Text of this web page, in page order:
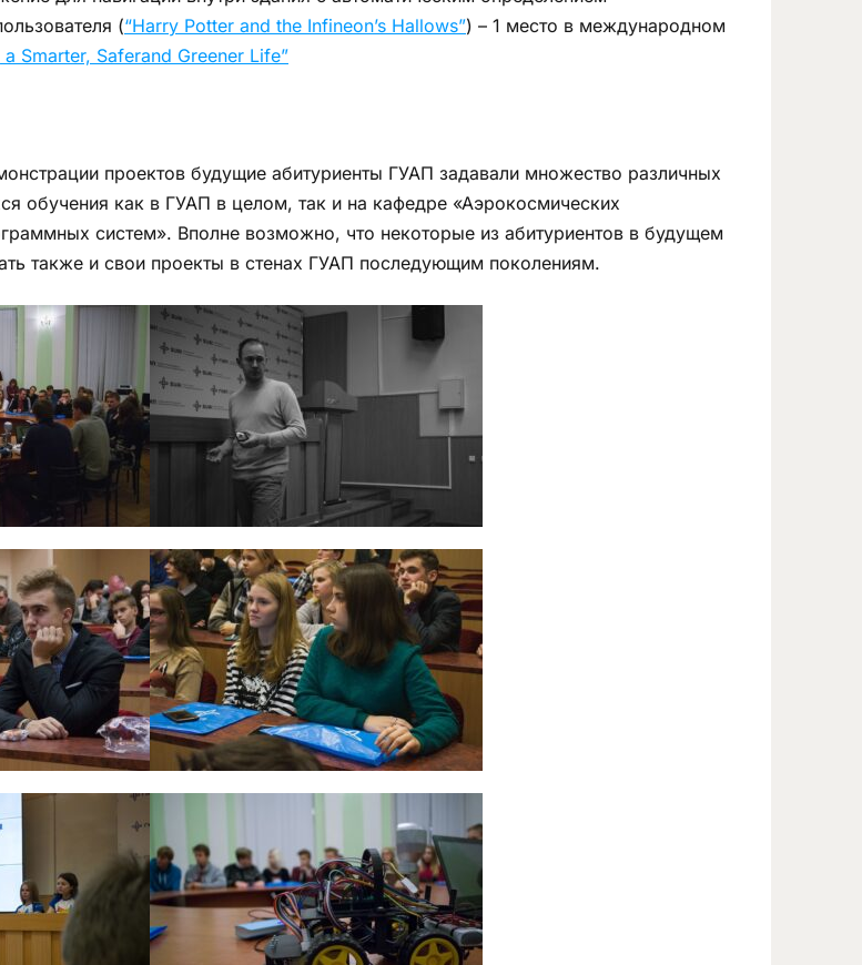
(“Harry Potter and the Infineon’s Hallows”) – 1 место в международном
a Smarter, Saferand Greener Life”
проектов будущие абитуриенты ГУАП задавали множество различных
обучения как в ГУАП в целом, так и на кафедре «Аэрокосмических
систем». Вполне возможно, что некоторые из абитуриентов в будущем
также и свои проекты в стенах ГУАП последующим поколениям.